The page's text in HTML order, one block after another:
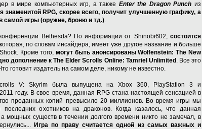
в мире компьютерных игр, а также Enter the Dragon Punch из
знаменитой RPG, скорее всего, получит улучшенную графику, а
самой игры (оружие, броню и тд.).
Bethesda? По информации от Shinobi602, состоится
по словам инсайдера, имеет уже другое название и больше
Кроме того,могут быть анонсированы Wolfenstein: The New
дополнение к The Elder Scrolls Online: Tamriel Unlimited . Все это
готовит издатель на самом деле, никому не известно.
V: Skyrim была выпущена на Xbox 360, PlayStation 3 и
году. В свое время, данная RPG стана настоящей сенсацией в
проданных копий превысило 20 миллионов. Во время игры мы
охотников на драконов. Когда казалось, что данная
мощных существ в течении долгого времени никто не замечал, в
Игра по праву считается одной из самых важных и